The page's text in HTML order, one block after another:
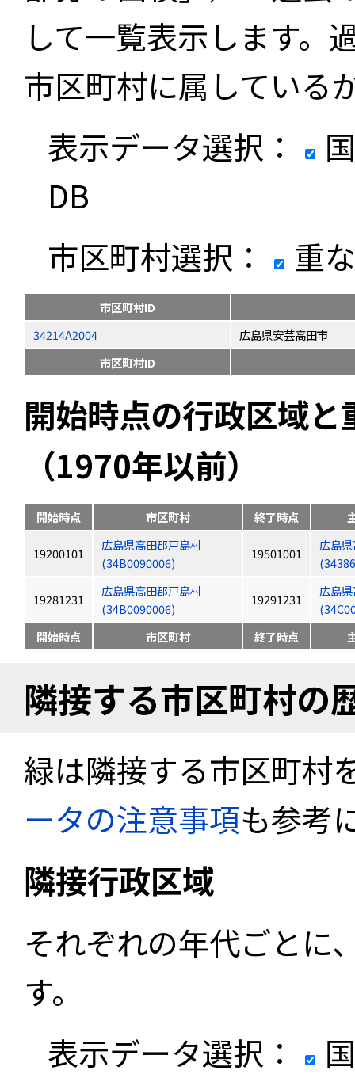
して一覧表示します。
市区町村に属している
表示データ選択：
DB
市区町村選択：
重
市区町村ID
34214A2004
広島県安芸高田市
市区町村ID
開始時点の行政区域
（1970年以前）
開始時点 市区町村 終了時点
19200101
広島県高田郡戸島村
(34B0090006)
19501001
広島
19281231
広島県高田郡戸島村
(34B0090006)
19291231
広島
開始時点
市区町村 終了時点
隣接する市区町村の
緑は隣接する市区町村
ータの注意事項も参考
隣接行政区域
それぞれの年代ごとに
す。
表示データ選択：